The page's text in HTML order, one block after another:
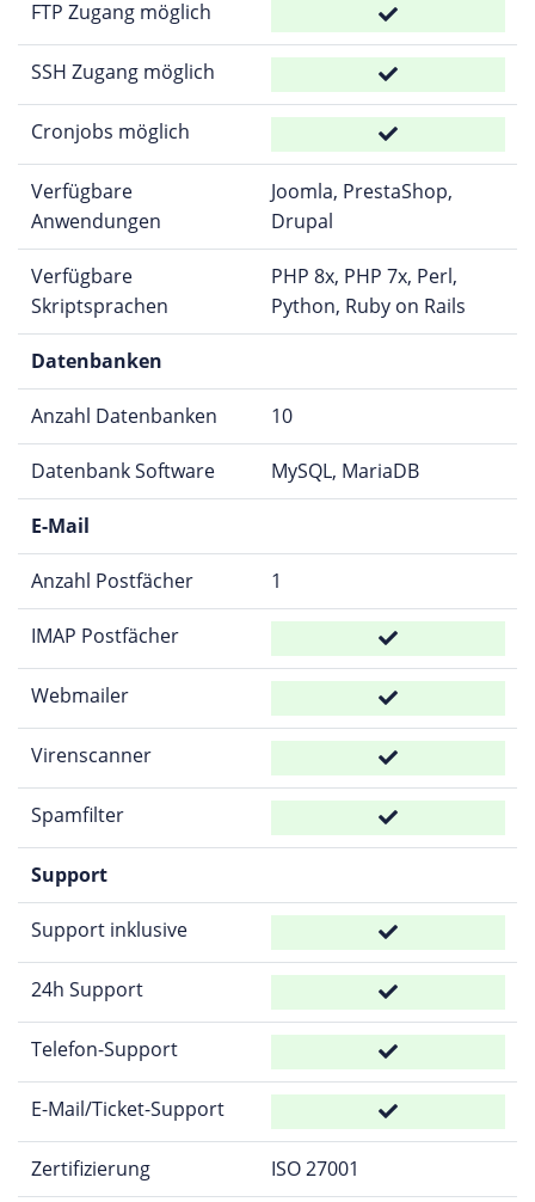
FTP Zugang möglich
SSH Zugang möglich
Cronjobs möglich
Verfügbare
Anwendungen
Joomla, PrestaShop,
Drupal
Verfügbare
Skriptsprachen
PHP 8x, PHP 7x, Perl,
Python, Ruby on Rails
Datenbanken
Anzahl Datenbanken 10
Datenbank Software MySQL, MariaDB
E-Mail
Anzahl Postfächer 1
IMAP Postfächer
Webmailer
Virenscanner
Spamfilter
Support
Support inklusive
24h Support
Telefon-Support
E-Mail/Ticket-Support
Zertifizierung ISO 27001